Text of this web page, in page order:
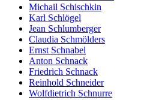
Michail Schischkin
Karl Schlögel
Jean Schlumberger
Claudia Schmölders
Ernst Schnabel
Anton Schnack
Friedrich Schnack
Reinhold Schneider
Wolfdietrich Schnurre